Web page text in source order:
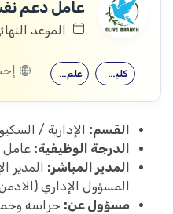
الموعد النهائي: 16/
علم النفس كلية التربية
القسم: الإدارية /
الدرجة الوظيفية:
المدير المباشر: المدير
المسؤول الإداري
مسؤول عن: حراسة